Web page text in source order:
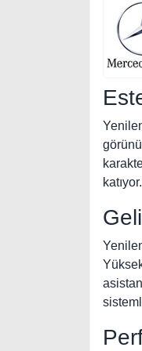
katıyor.